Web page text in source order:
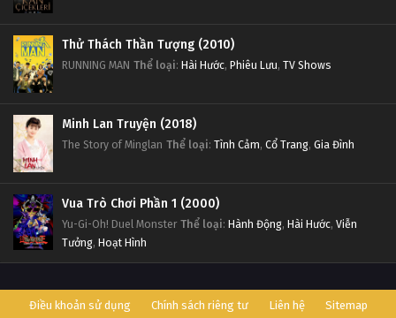
Thử Thách Thần Tượng (2010)
RUNNING MAN Thể loại: Hài Hước, Phiêu Lưu, TV Shows
Minh Lan Truyện (2018)
The Story of Minglan Thể loại: Tình Cảm, Cổ Trang, Gia Đình
Vua Trò Chơi Phần 1 (2000)
Yu-Gi-Oh! Duel Monster Thể loại: Hành Động, Hài Hước, Viễn
Tưởng, Hoạt Hình
Điều khoản sử dụng Chính sách riêng tư Liên hệ Sitemap